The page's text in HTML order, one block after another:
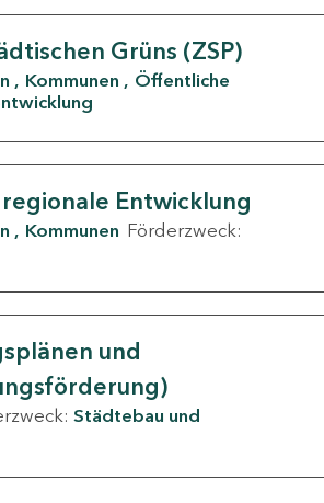
Grüns (ZSP)
Kommunen
Öffentliche
Entwicklung
Kommunen Förderzweck:
und
Städtebau und